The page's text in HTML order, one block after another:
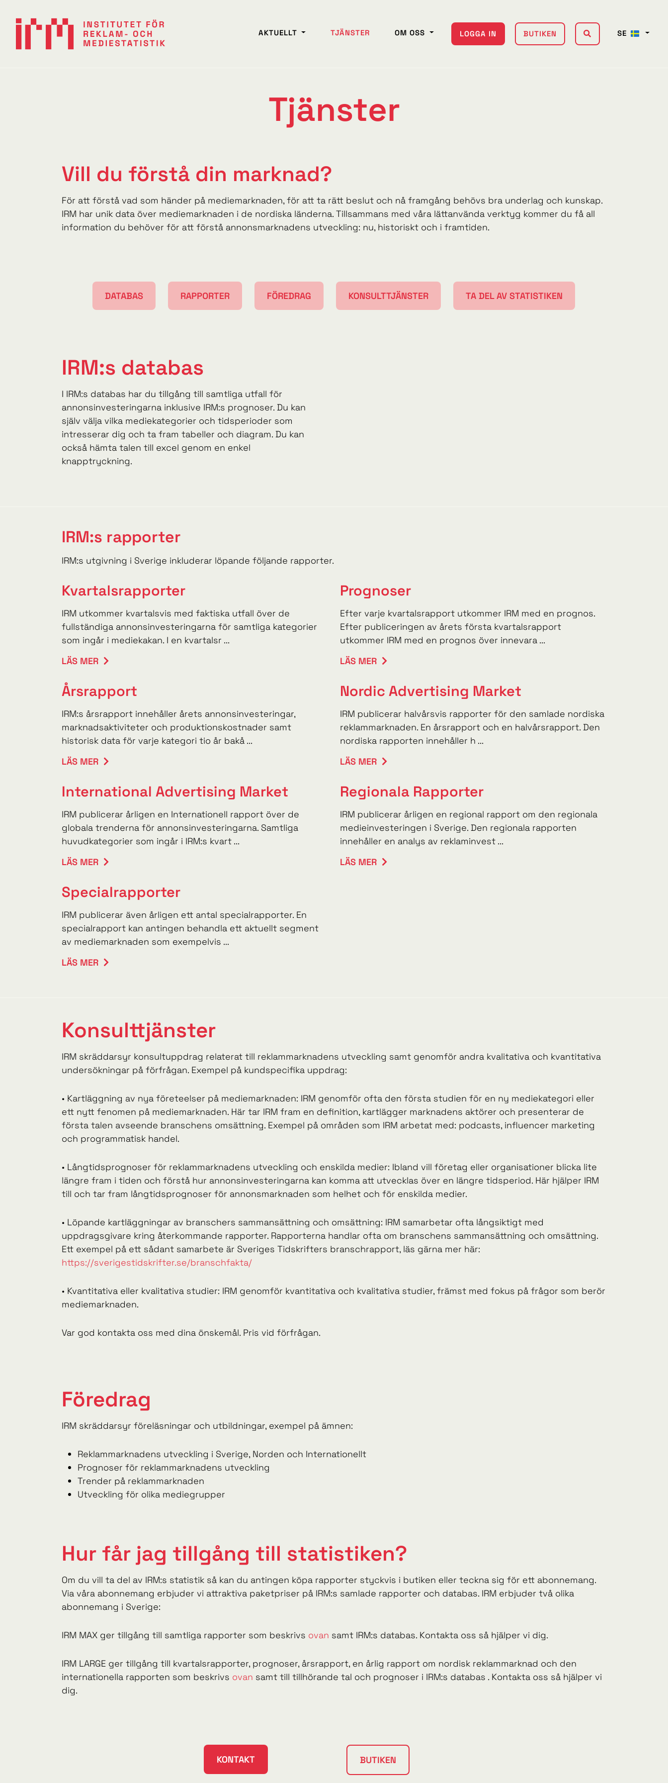
AKTUELLT TJÄNSTER OM OSS LOGGA IN BUTIKEN SE
Tjänster
Vill du förstå din marknad?
För att förstå vad som händer på mediemarknaden, för att ta rätt beslut och nå framgång behövs bra underlag och kunskap.
IRM har unik data över mediemarknaden i de nordiska länderna. Tillsammans med våra lättanvända verktyg kommer du få all
information du behöver för att förstå annonsmarknadens utveckling: nu, historiskt och i framtiden.
DATABAS RAPPORTER FÖREDRAG KONSULTTJÄNSTER TA DEL AV STATISTIKEN
IRM:s databas
I IRM:s databas har du tillgång till samtliga utfall för
annonsinvesteringarna inklusive IRM:s prognoser. Du kan
själv välja vilka mediekategorier och tidsperioder som
intresserar dig och ta fram tabeller och diagram. Du kan
också hämta talen till excel genom en enkel
knapptryckning.
IRM:s rapporter
IRM:s utgivning i Sverige inkluderar löpande följande rapporter.
Kvartalsrapporter
IRM utkommer kvartalsvis med faktiska utfall över de
fullständiga annonsinvesteringarna för samtliga kategorier
som ingår i mediekakan. I en kvartalsr ...
LÄS MER
Prognoser
Efter varje kvartalsrapport utkommer IRM med en prognos.
Efter publiceringen av årets första kvartalsrapport
utkommer IRM med en prognos över innevara ...
LÄS MER
Årsrapport
IRM:s årsrapport innehåller årets annonsinvesteringar,
marknadsaktiviteter och produktionskostnader samt
historisk data för varje kategori tio år bakå ...
LÄS MER
Nordic Advertising Market
IRM publicerar halvårsvis rapporter för den samlade nordiska
reklammarknaden. En årsrapport och en halvårsrapport. Den
nordiska rapporten innehåller h ...
LÄS MER
International Advertising Market
IRM publicerar årligen en Internationell rapport över de
globala trenderna för annonsinvesteringarna. Samtliga
huvudkategorier som ingår i IRM:s kvart ...
LÄS MER
Regionala Rapporter
IRM publicerar årligen en regional rapport om den regionala
medieinvesteringen i Sverige. Den regionala rapporten
innehåller en analys av reklaminvest ...
LÄS MER
Specialrapporter
IRM publicerar även årligen ett antal specialrapporter. En
specialrapport kan antingen behandla ett aktuellt segment
av mediemarknaden som exempelvis ...
LÄS MER
Konsulttjänster
IRM skräddarsyr konsultuppdrag relaterat till reklammarknadens utveckling samt genomför andra kvalitativa och kvantitativa
undersökningar på förfrågan. Exempel på kundspecifika uppdrag:
• Kartläggning av nya företeelser på mediemarknaden: IRM genomför ofta den första studien för en ny mediekategori eller
ett nytt fenomen på mediemarknaden. Här tar IRM fram en definition, kartlägger marknadens aktörer och presenterar de
första talen avseende branschens omsättning. Exempel på områden som IRM arbetat med: podcasts, influencer marketing
och programmatisk handel.
• Långtidsprognoser för reklammarknadens utveckling och enskilda medier: Ibland vill företag eller organisationer blicka lite
längre fram i tiden och förstå hur annonsinvesteringarna kan komma att utvecklas över en längre tidsperiod. Här hjälper IRM
till och tar fram långtidsprognoser för annonsmarknaden som helhet och för enskilda medier.
• Löpande kartläggningar av branschers sammansättning och omsättning: IRM samarbetar ofta långsiktigt med
uppdragsgivare kring återkommande rapporter. Rapporterna handlar ofta om branschens sammansättning och omsättning.
Ett exempel på ett sådant samarbete är Sveriges Tidskrifters branschrapport, läs gärna mer här:
https://sverigestidskrifter.se/branschfakta/
• Kvantitativa eller kvalitativa studier: IRM genomför kvantitativa och kvalitativa studier, främst med fokus på frågor som berör
mediemarknaden.
Var god kontakta oss med dina önskemål. Pris vid förfrågan.
Föredrag
IRM skräddarsyr föreläsningar och utbildningar, exempel på ämnen:
Reklammarknadens utveckling i Sverige, Norden och Internationellt
Prognoser för reklammarknadens utveckling
Trender på reklammarknaden
Utveckling för olika mediegrupper
Hur får jag tillgång till statistiken?
Om du vill ta del av IRM:s statistik så kan du antingen köpa rapporter styckvis i butiken eller teckna sig för ett abonnemang.
Via våra abonnemang erbjuder vi attraktiva paketpriser på IRM:s samlade rapporter och databas. IRM erbjuder två olika
abonnemang i Sverige:
IRM MAX ger tillgång till samtliga rapporter som beskrivs ovan samt IRM:s databas. Kontakta oss så hjälper vi dig.
IRM LARGE ger tillgång till kvartalsrapporter, prognoser, årsrapport, en årlig rapport om nordisk reklammarknad och den
internationella rapporten som beskrivs ovan samt till tillhörande tal och prognoser i IRM:s databas . Kontakta oss så hjälper vi
dig.
KONTAKT BUTIKEN